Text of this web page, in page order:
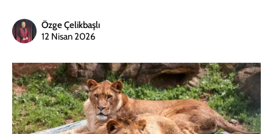
Özge Çelikbaşlı
12 Nisan 2026